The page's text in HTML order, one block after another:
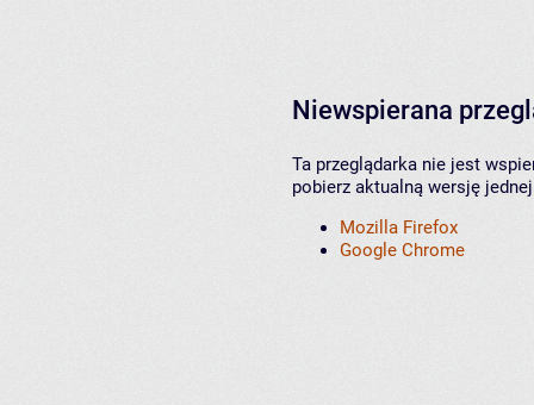
Niewspierana
Ta przeglądarka nie jest
pobierz aktualną wersję
Mozilla Firefox
Google Chrome